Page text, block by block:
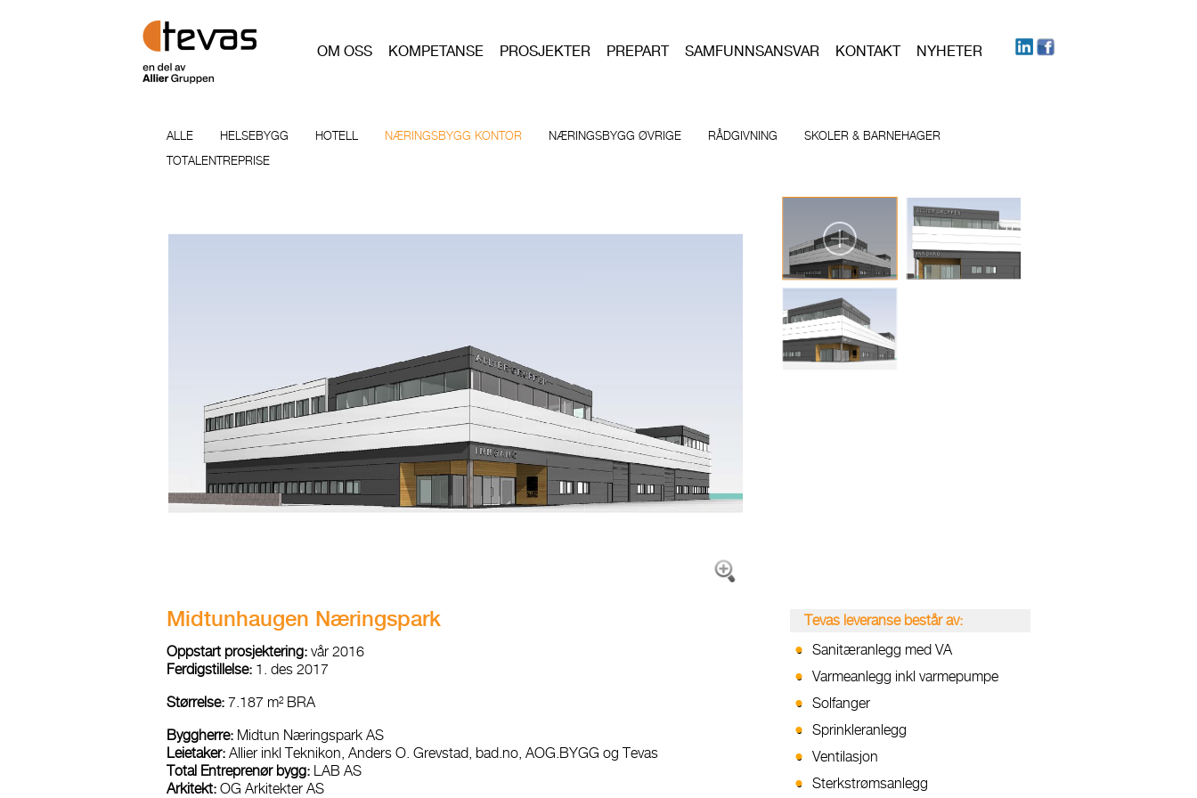
OM OSS KOMPETANSE PROSJEKTER PREPART SAMFUNNSANSVAR KONTAKT NYHETER
ALLE HELSEBYGG HOTELL NÆRINGSBYGG KONTOR NÆRINGSBYGG ØVRIGE RÅDGIVNING
SKOLER & BARNEHAGER
TOTALENTREPRISE
Midtunhaugen Næringspark
Oppstart prosjektering: vår 2016
Ferdigstillelse: 1. des 2017
Størrelse: 7.187 m² BRA
Byggherre: Midtun Næringspark AS
Leietaker: Allier inkl Teknikon, Anders O. Grevstad, bad.no, AOG.BYGG og Tevas
Total Entreprenør bygg: LAB AS
Arkitekt: OG Arkitekter AS
Tevas leveranse består av:
Sanitæranlegg med VA
Varmeanlegg inkl varmepumpe
Solfanger
Sprinkleranlegg
Ventilasjon
Sterkstrømsanlegg